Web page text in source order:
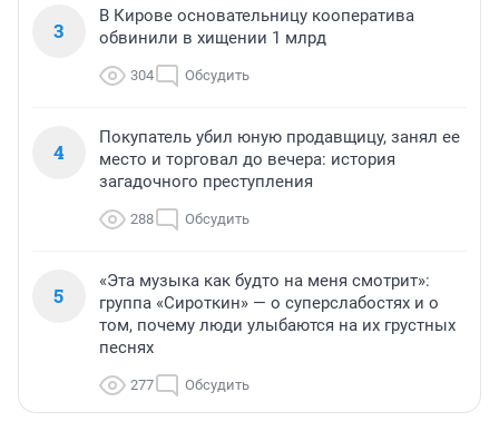
3
В Кирове основательницу кооператива
обвинили в хищении 1 млрд
304 Обсудить
4
Покупатель убил юную продавщицу, занял ее
место и торговал до вечера: история
загадочного преступления
288 Обсудить
5
«Эта музыка как будто на меня смотрит»:
группа «Сироткин» — о суперслабостях и о
том, почему люди улыбаются на их грустных
песнях
277 Обсудить